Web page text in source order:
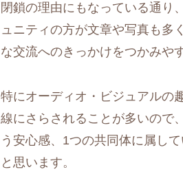
閉鎖の理由にもなっている通り
ュニティの方が文章や写真も多
な交流へのきっかけをつかみや
特にオーディオ・ビジュアルの
線にさらされることが多いので
う安心感、1つの共同体に属し
と思います。